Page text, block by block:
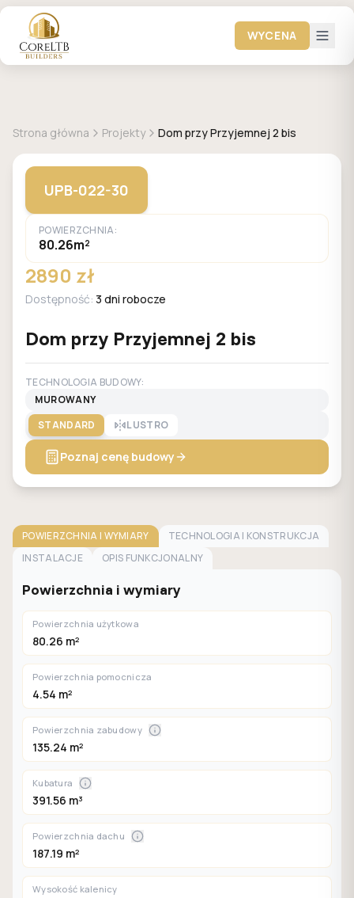
WYCENA
Strona główna Projekty Dom przy Przyjemnej 2 bis
UPB-022-30
POWIERZCHNIA:
80.26m²
2890 zł
Dostępność: 3 dni robocze
Dom przy Przyjemnej 2 bis
TECHNOLOGIA BUDOWY:
MUROWANY
STANDARD
LUSTRO
Poznaj cenę budowy
POWIERZCHNIA I WYMIARY
TECHNOLOGIA I KONSTRUKCJA
INSTALACJE
OPIS FUNKCJONALNY
Powierzchnia i wymiary
Powierzchnia użytkowa
80.26 m²
Powierzchnia pomocnicza
4.54 m²
Powierzchnia zabudowy
135.24 m²
Kubatura
391.56 m³
Powierzchnia dachu
187.19 m²
Wysokość kalenicy